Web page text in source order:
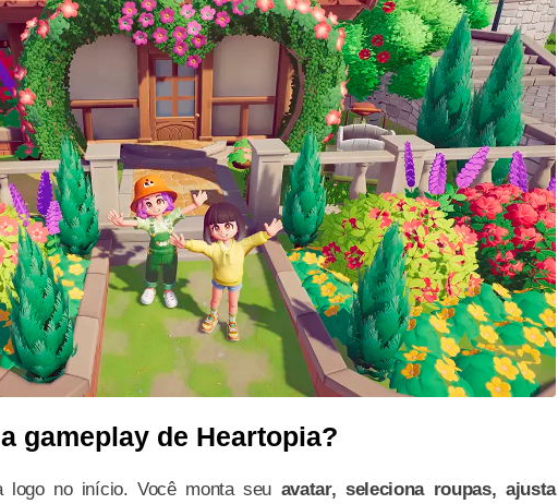
gameplay de Heartopia?
logo no início. Você monta seu avatar, seleciona roupas, ajusta